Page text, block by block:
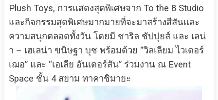
Plush Toys, การแสดงสุดพิเศษจาก To the 8 Studio
และกิจกรรมสุดพิเศษมากมายที่จะมาสร้างสีสันและ
ความสนุกตลอดทั้งวัน โดยมี ชาริล ชัปปุยส์ และ เลน่
า – เฮเลน่า ขนิษฐา บุช พร้อมด้วย “วิลเลียม ไวเดอร์
เฌอ” และ “เอเลีย อันเดอร์สัน” ร่วมงาน ณ Event
Space ชั้น 4 สยาม ทาคาชิมายะ